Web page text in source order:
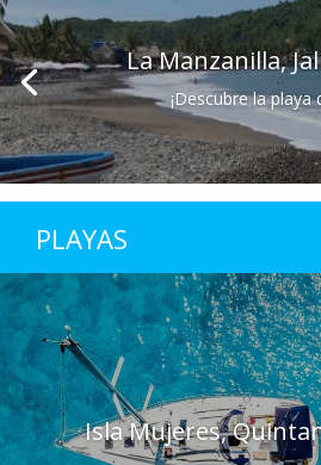
La Manzanilla,
¡Descubre la playa
PLAYAS
Isla Mujeres,